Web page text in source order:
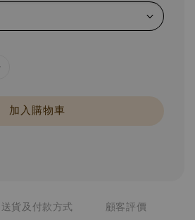
加入購物車
送貨及付款方式 顧客評價